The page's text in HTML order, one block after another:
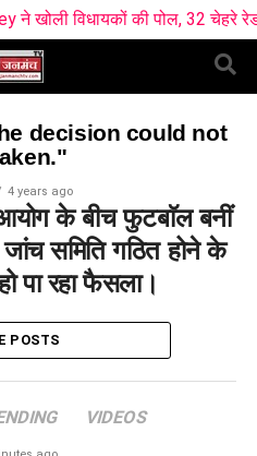
विधायकों की पोल, 32 चेहरे रेड
decision could not
4 years ago
के बीच फुटबाॅल बनीं
जांच समिति गठित होने के
पा रहा फैसला।
POSTS
VIDEOS